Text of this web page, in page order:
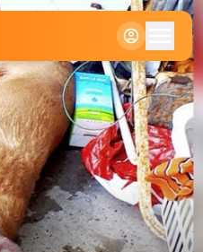
Klein
Standaard
Groot